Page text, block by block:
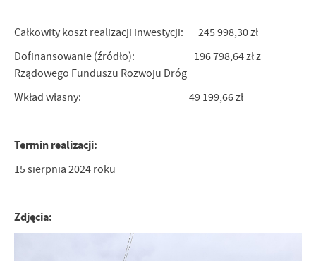
Całkowity koszt realizacji inwestycji: 245 998,30 zł
Dofinansowanie (źródło): 196 798,64 zł z
Rządowego Funduszu Rozwoju Dróg
Wkład własny: 49 199,66 zł
Termin realizacji:
15 sierpnia 2024 roku
Zdjęcia: